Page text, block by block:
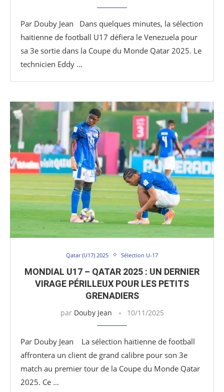
Par Douby Jean Dans quelques minutes, la sélection
haïtienne de football U17 défiera le Venezuela pour
sa 3e sortie dans la Coupe du Monde Qatar 2025. Le
technicien Eddy …
Qatar (U17) 2025 Sélection U-17
MONDIAL U17 – QATAR 2025 : UN DERNIER
VIRAGE PÉRILLEUX POUR LES PETITS
GRENADIERS
par Douby Jean 10/11/2025
Par Douby Jean La sélection haïtienne de football
affrontera un client de grand calibre pour son 3e
match au premier tour de la Coupe du Monde Qatar
2025. Ce …